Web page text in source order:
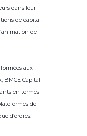
dans leur
de capital
de
formées aux
BMCE Capital
en termes
de
d’ordres.